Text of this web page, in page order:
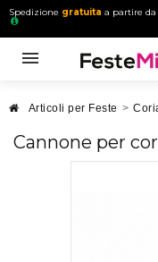
Spedizione gratuita a partire da
Articoli per Feste >
Cannone per